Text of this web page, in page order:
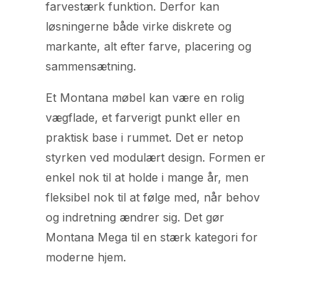
farvestærk funktion. Derfor kan
løsningerne både virke diskrete og
markante, alt efter farve, placering og
sammensætning.
Et Montana møbel kan være en rolig
vægflade, et farverigt punkt eller en
praktisk base i rummet. Det er netop
styrken ved modulært design. Formen er
enkel nok til at holde i mange år, men
fleksibel nok til at følge med, når behov
og indretning ændrer sig. Det gør
Montana Mega til en stærk kategori for
moderne hjem.